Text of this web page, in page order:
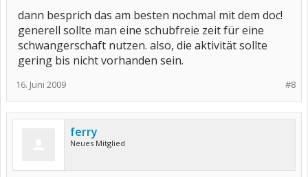
dann besprich das am besten nochmal mit dem doc!
generell sollte man eine schubfreie zeit für eine
schwangerschaft nutzen. also, die aktivität sollte
gering bis nicht vorhanden sein.
#8
16. Juni 2009
ferry
Neues Mitglied